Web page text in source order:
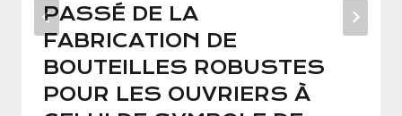
PASSÉ DE LA
FABRICATION DE
BOUTEILLES ROBUSTES
POUR LES OUVRIERS À